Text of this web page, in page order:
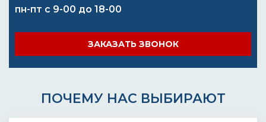
пн-пт с 9-00 до 18-00
ЗАКАЗАТЬ ЗВОНОК
ПОЧЕМУ НАС ВЫБИРАЮТ